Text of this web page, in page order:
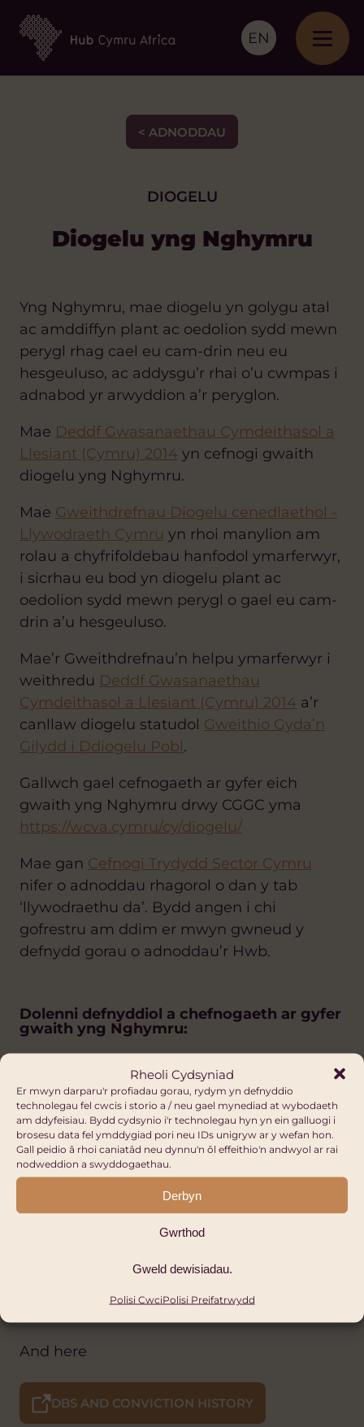
Rheoli Cydsyniad
Er mwyn darparu'r profiadau gorau, rydym yn defnyddio
technolegau fel cwcis i storio a / neu gael mynediad at wybodaeth
am ddyfeisiau. Bydd cydsynio i'r technolegau hyn yn ein galluogi i
brosesu data fel ymddygiad pori neu IDs unigryw ar y wefan hon.
Gall peidio â rhoi caniatâd neu dynnu'n ôl effeithio'n andwyol ar rai
nodweddion a swyddogaethau.
Derbyn
Gwrthod
Gweld dewisiadau.
Polisi CwciPolisi Preifatrwydd
EN
< ADNODDAU
DIOGELU
Diogelu yng Nghymru
Yng Nghymru, mae diogelu yn golygu atal
ac amddiffyn plant ac oedolion sydd mewn
perygl rhag cael eu cam-drin neu eu
hesgeuluso, ac addysgu’r rhai o’u cwmpas i
adnabod yr arwyddion a’r peryglon.
Mae Deddf Gwasanaethau Cymdeithasol a
Llesiant (Cymru) 2014 yn cefnogi gwaith
diogelu yng Nghymru.
Mae Gweithdrefnau Diogelu cenedlaethol -
Llywodraeth Cymru yn rhoi manylion am
rolau a chyfrifoldebau hanfodol ymarferwyr,
i sicrhau eu bod yn diogelu plant ac
oedolion sydd mewn perygl o gael eu cam-
drin a’u hesgeuluso.
Mae’r Gweithdrefnau’n helpu ymarferwyr i
weithredu Deddf Gwasanaethau
Cymdeithasol a Llesiant (Cymru) 2014 a’r
canllaw diogelu statudol Gweithio Gyda’n
Gilydd i Ddiogelu Pobl.
Gallwch gael cefnogaeth ar gyfer eich
gwaith yng Nghymru drwy CGGC yma
https://wcva.cymru/cy/diogelu/
Mae gan Cefnogi Trydydd Sector Cymru
nifer o adnoddau rhagorol o dan y tab
‘llywodraethu da’. Bydd angen i chi
gofrestru am ddim er mwyn gwneud y
defnydd gorau o adnoddau’r Hwb.
Dolenni defnyddiol a chefnogaeth ar gyfer
gwaith yng Nghymru:
GWYBODAETH HANFODOL: DEDDF
GWASANAETHAU CYMDEITHASOL A
LLESIANT CYMRU
DIFFINIADAU ALLWEDDOL PERTHNASOL I
DDIOGELU PLANT: LLYWODRAETH CYMRU
COD YMARFER AT GYFER DIOGELU 2022
LLYWODRAETH CYMRU
CYMDEITHASOL CYMRU
OFFER HUNANESASU DIOGELU
And here
DBS AND CONVICTION HISTORY